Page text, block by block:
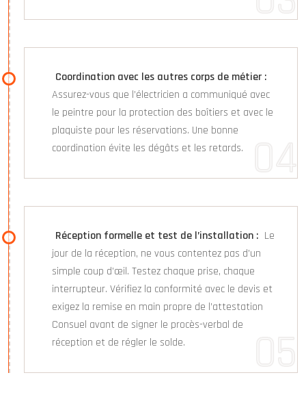
Coordination avec les autres corps de métier :
Assurez-vous que l’électricien a communiqué avec
le peintre pour la protection des boîtiers et avec le
plaquiste pour les réservations. Une bonne
coordination évite les dégâts et les retards.
Réception formelle et test de l’installation : Le
jour de la réception, ne vous contentez pas d’un
simple coup d’œil. Testez chaque prise, chaque
interrupteur. Vérifiez la conformité avec le devis et
exigez la remise en main propre de l’attestation
Consuel avant de signer le procès-verbal de
réception et de régler le solde.